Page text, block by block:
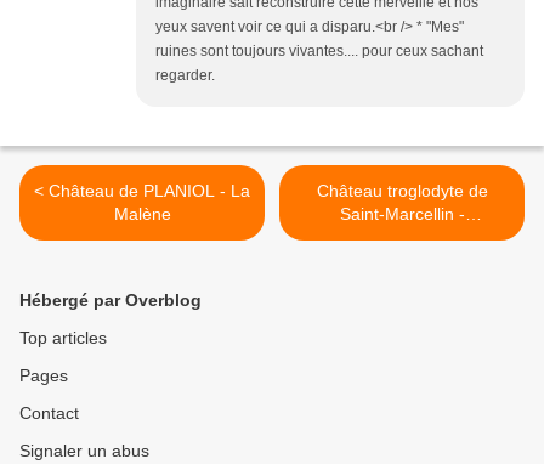
yeux savent voir ce qui a disparu.<br /> * "Mes"
ruines sont toujours vivantes.... pour ceux sachant
regarder.
< Château de PLANIOL - La
Malène
Château troglodyte de
Saint-Marcellin -
Mostuéjouls >
Hébergé par Overblog
Top articles
Pages
Contact
Signaler un abus